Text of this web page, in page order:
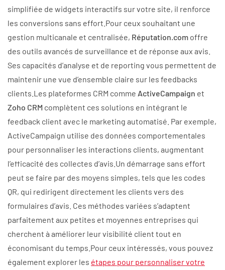
simplifiée de widgets interactifs sur votre site, il renforce
les conversions sans effort.Pour ceux souhaitant une
gestion multicanale et centralisée, Réputation.com offre
des outils avancés de surveillance et de réponse aux avis.
Ses capacités d’analyse et de reporting vous permettent de
maintenir une vue d’ensemble claire sur les feedbacks
clients.Les plateformes CRM comme ActiveCampaign et
Zoho CRM complètent ces solutions en intégrant le
feedback client avec le marketing automatisé. Par exemple,
ActiveCampaign utilise des données comportementales
pour personnaliser les interactions clients, augmentant
l’efficacité des collectes d’avis.Un démarrage sans effort
peut se faire par des moyens simples, tels que les codes
QR, qui redirigent directement les clients vers des
formulaires d’avis. Ces méthodes variées s’adaptent
parfaitement aux petites et moyennes entreprises qui
cherchent à améliorer leur visibilité client tout en
économisant du temps.Pour ceux intéressés, vous pouvez
également explorer les étapes pour personnaliser votre